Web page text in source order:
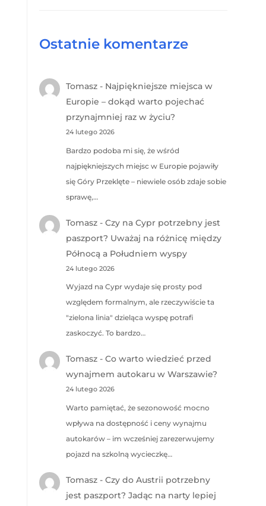
Ostatnie komentarze
Tomasz - Najpiękniejsze miejsca w
Europie – dokąd warto pojechać
przynajmniej raz w życiu?
24 lutego 2026
Bardzo podoba mi się, że wśród
najpiękniejszych miejsc w Europie pojawiły
się Góry Przeklęte – niewiele osób zdaje sobie
sprawę,…
Tomasz -Czy na Cypr potrzebny jest
paszport? Uważaj na różnicę między
Północą a Południem wyspy
24 lutego 2026
Wyjazd na Cypr wydaje się prosty pod
względem formalnym, ale rzeczywiście ta
"zielona linia" dzieląca wyspę potrafi
zaskoczyć. To bardzo…
Tomasz -Co warto wiedzieć przed
wynajmem autokaru w Warszawie?
24 lutego 2026
Warto pamiętać, że sezonowość mocno
wpływa na dostępność i ceny wynajmu
autokarów – im wcześniej zarezerwujemy
pojazd na szkolną wycieczkę…
Tomasz -Czy do Austrii potrzebny
jest paszport? Jadąc na narty lepiej